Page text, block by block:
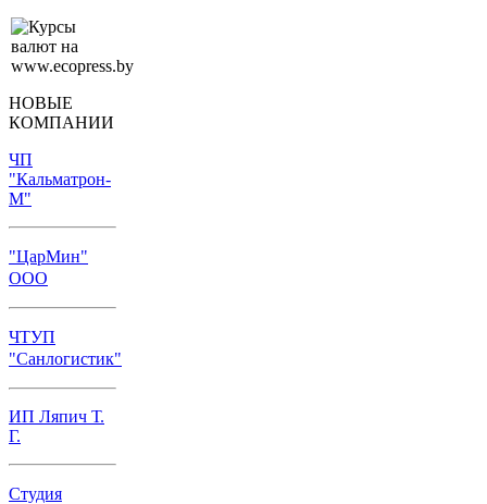
НОВЫЕ
КОМПАНИИ
ЧП
"Кальматрон-
М"
"ЦарМин"
ООО
ЧТУП
"Санлогистик"
ИП Ляпич Т.
Г.
Студия